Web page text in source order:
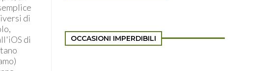
di
di
OCCASIONI IMPERDIBILI